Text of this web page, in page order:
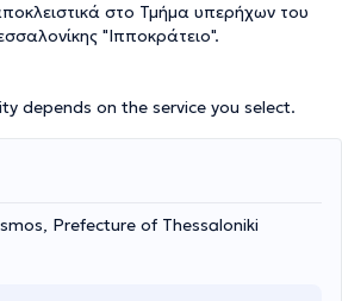
στο Τμήμα υπερήχων του
"Ιπποκράτειο".
depends on the service you select.
Prefecture of Thessaloniki